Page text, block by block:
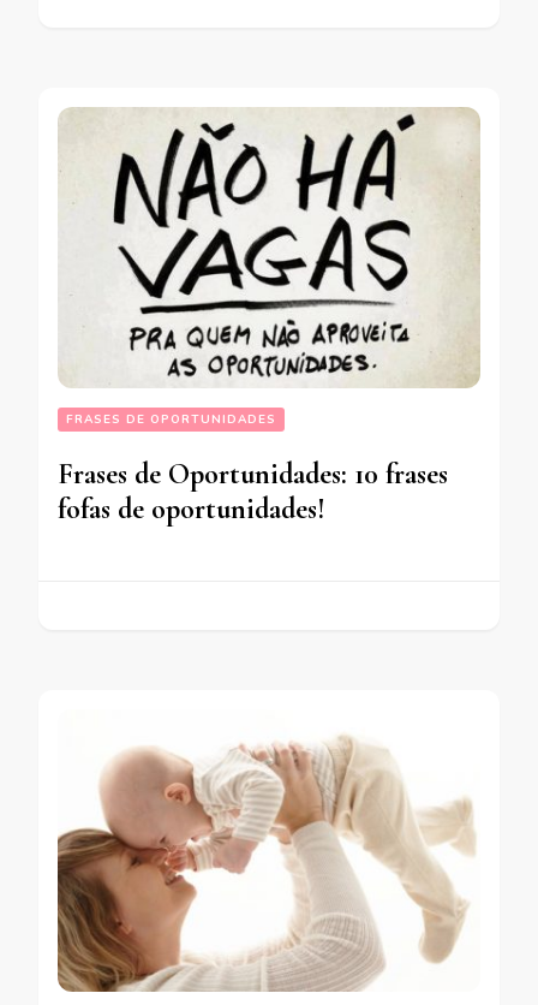
FRASES DE OPORTUNIDADES
Frases de Oportunidades: 10 frases
fofas de oportunidades!